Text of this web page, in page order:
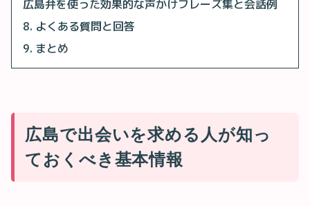
広島弁を使った効果的な声かけフレーズ集と会話例
よくある質問と回答
まとめ
広島で出会いを求める人が知っ
ておくべき基本情報